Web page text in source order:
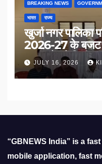
BREAKING NEWS
भारत राज्य
खुर्जा नगर पालिका
2026-27 के बजट
प्रस्तावों को मिली
JULY 16, 2026
“GBNEWS India” is a
mobile application, fast